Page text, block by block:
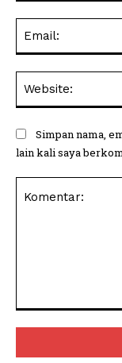
Simpan nama,
lain kali saya